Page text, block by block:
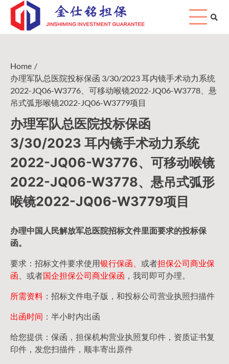
Skip
content
Home
办理军队总医院投标保函 3/30/2023 耳内镜手术动力系统
2022-JQ06-W3776、可移动喉镜2022-JQ06-W3778、悬
吊式弧形喉镜2022-JQ06-W3779项目
办理军队总医院投标保函
3/30/2023 耳内镜手术动力系统
2022-JQ06-W3776、可移动喉镜
2022-JQ06-W3778、悬吊式弧形
喉镜2022-JQ06-W3779项目
办理中国人民解放军总医院招标文件里面要求的投标保
函。
要求：招标文件要求使用银行保函、 或者担保公司商业保
函 、或者国企担保公司商业保函 ，我司即可办理。
所需资料 ：招标文件电子版，和投标公司营业执照扫描件
出函时间 ：半小时内出函
给您提供：保函，担保机构营业执照复印件，资质证书复
印件，发您扫描件，顺丰寄出原件